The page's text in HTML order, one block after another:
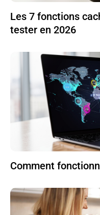
Les 7 fonctions
tester en 2026
Comment